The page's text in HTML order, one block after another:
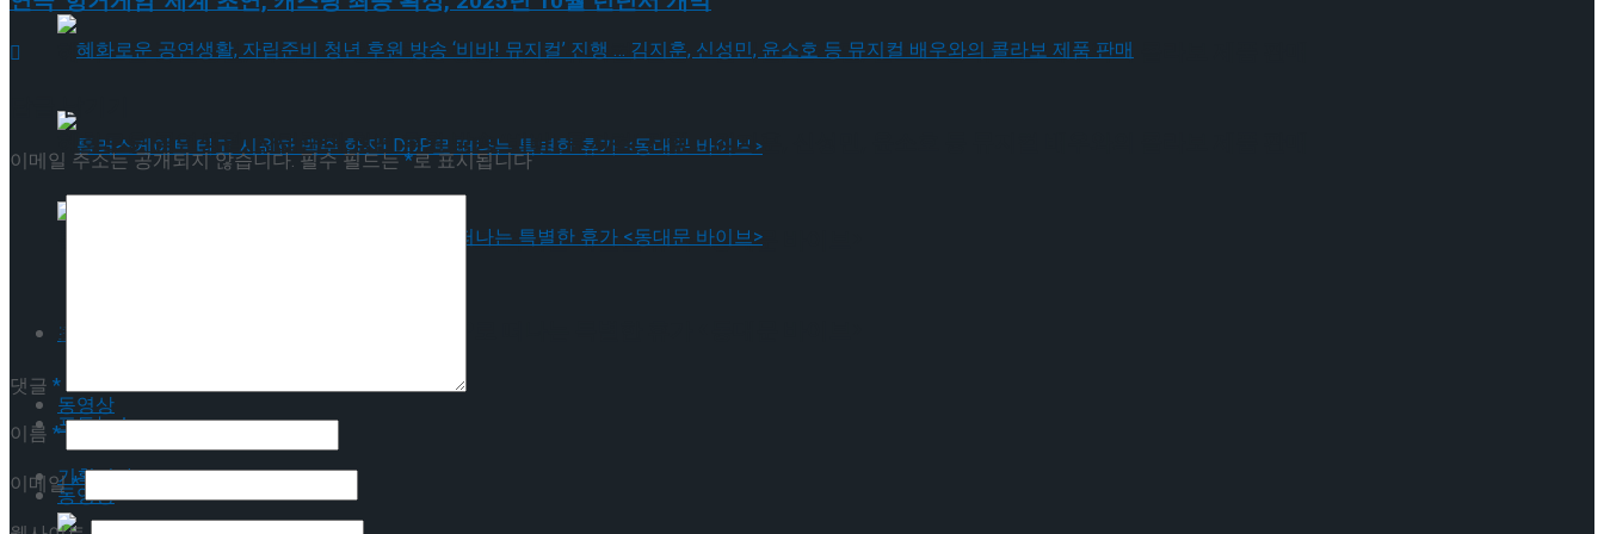
혜화로운 공연생활, 자립준비 청년 후원 방송 ‘비바! 뮤지컬’ 진행 … 김지훈, 신성민, 윤소호 등 뮤지컬 배우와의 콜라보 제품 판매
롤러스케이트 타고 시원한 맥주 한잔! DDP로 떠나는 특별한 휴가 <동대문 바이브>
포토뉴스
동영상
기획기사
혜화로운 공연생활, 자립준비 청년 후원 방송 ‘비바! 뮤지컬’ 진행 … 김지훈, 신성민, 윤소호 등 뮤지컬 배우와의 콜라보 제품 판매
롤러스케이트 타고 시원한 맥주 한잔! DDP로 떠나는 특별한 휴가 <동대문 바이브>
포토뉴스
동영상
답글 남기기
이메일 주소는 공개되지 않습니다.필수 필드는*로 표시됩니다
댓글 *
이름 *
이메일*